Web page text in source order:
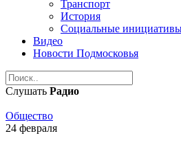
Транспорт
История
Социальные
Видео
Новости Подмосковья
Слушать Радио
Общество
24 февраля